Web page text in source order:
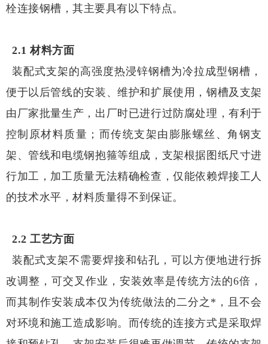
栓连接钢槽，其主要具有以下特点。
2.1 材料方面
装配式支架的高强度热浸锌钢槽为冷拉成型钢槽，
便于以后管线的安装、维护和扩展使用，钢槽及支架
由厂家批量生产，出厂时已进行过防腐处理，有利于
控制原材料质量；而传统支架由膨胀螺丝、角钢支
架、管线和电缆钢抱箍等组成，支架根据图纸尺寸进
行加工，加工质量无法精确检查，仅能依赖焊接工人
的技术水平，材料质量得不到保证。
2.2 工艺方面
装配式支架不需要焊接和钻孔，可以方便地进行拆
改调整，可交叉作业，安装效率是传统方法的6倍，
而其制作安装成本仅为传统做法的二分之*，且不会
对环境和施工造成影响。而传统的连接方式是采取焊